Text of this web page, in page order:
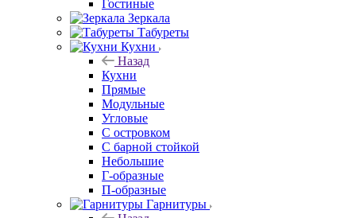
Гостиные
Зеркала
Табуреты
Кухни
Назад
Кухни
Прямые
Модульные
Угловые
С островком
С барной стойкой
Небольшие
Г-образные
П-образные
Гарнитуры